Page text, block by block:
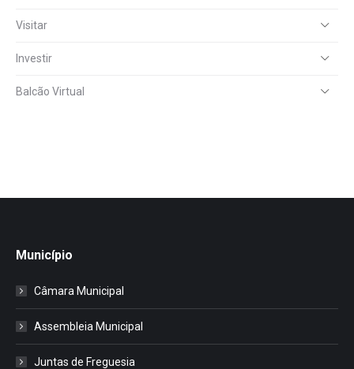
Visitar
Investir
Balcão Virtual
Município
Câmara Municipal
Assembleia Municipal
Juntas de Freguesia